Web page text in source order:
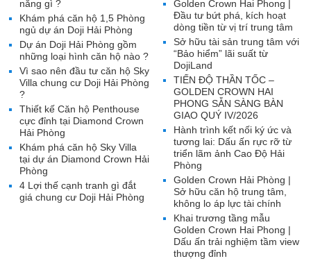
Golden Crown Hai Phong |
Đầu tư bứt phá, kích hoạt
dòng tiền từ vị trí trung tâm
Sở hữu tài sản trung tâm với
“Bảo hiểm” lãi suất từ
DojiLand
TIẾN ĐỘ THẦN TỐC –
GOLDEN CROWN HAI
PHONG SẴN SÀNG BÀN
GIAO QUÝ IV/2026
Hành trình kết nối ký ức và
tương lai: Dấu ấn rực rỡ từ
triển lãm ảnh Cao Độ Hải
Phòng
Golden Crown Hải Phòng |
Sở hữu căn hộ trung tâm,
không lo áp lực tài chính
Khai trương tầng mẫu
Golden Crown Hai Phong |
Dấu ấn trải nghiệm tầm view
thượng đỉnh
năng gì ?
Khám phá căn hộ 1,5 Phòng
ngủ dự án Doji Hải Phòng
Dự án Doji Hải Phòng gồm
những loại hình căn hộ nào ?
Vì sao nên đầu tư căn hộ Sky
Villa chung cư Doji Hải Phòng
?
Thiết kế Căn hộ Penthouse
cực đỉnh tại Diamond Crown
Hải Phòng
Khám phá căn hộ Sky Villa
tại dự án Diamond Crown Hải
Phòng
4 Lợi thế cạnh tranh gì đắt
giá chung cư Doji Hải Phòng